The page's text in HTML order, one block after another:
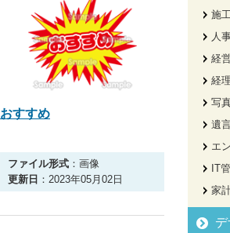
おすすめ
ファイル形式 ：画像
更新日 ：2023年05月02日
施
人
経
経
写
遺
エ
IT
家